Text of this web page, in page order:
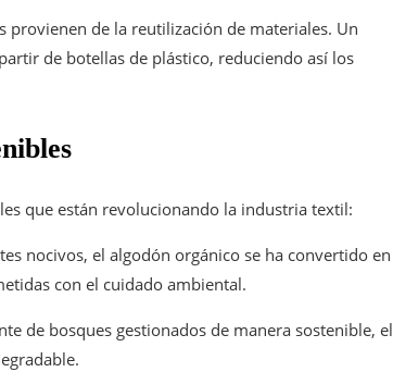
provienen de la reutilización de materiales. Un
de botellas de plástico, reduciendo así los
que están revolucionando la industria textil:
nocivos, el algodón orgánico se ha convertido en
con el cuidado ambiental.
de bosques gestionados de manera sostenible, el